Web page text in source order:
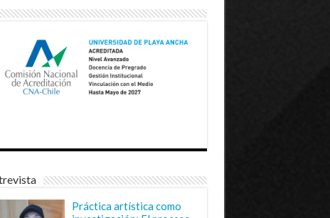
Práctica artística como